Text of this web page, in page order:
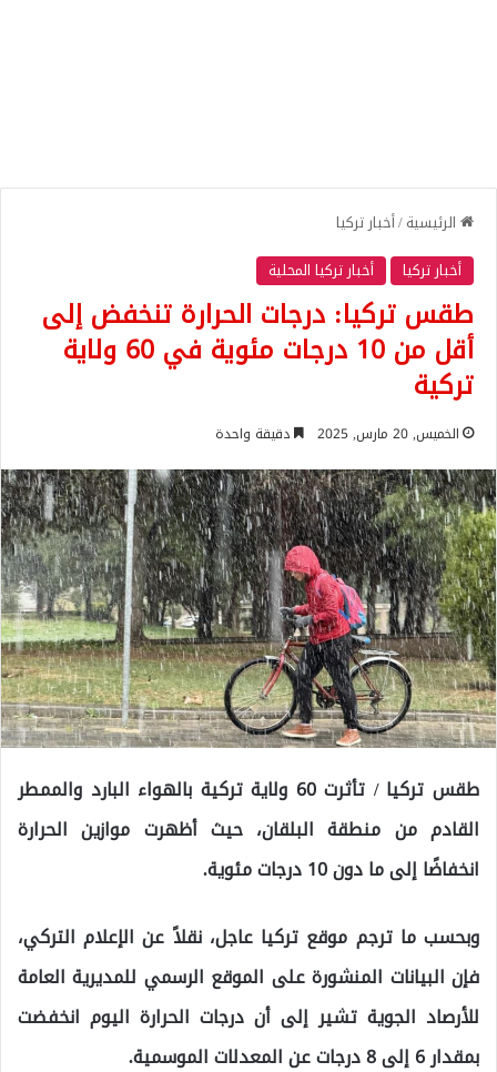
الرئيسية/أخبار تركيا
أخبار تركيا
أخبار تركيا المحلية
طقس تركيا: درجات الحرارة تنخفض إلى
أقل من 10 درجات مئوية في 60 ولاية
تركية
الخميس, 20 مارس, 2025 دقيقة واحدة
طقس تركيا
/ تأثرت 60 ولاية تركية بالهواء البارد والممطر
القادم من منطقة البلقان، حيث أظهرت موازين الحرارة
انخفاضًا إلى ما دون 10 درجات مئوية.
وبحسب ما ترجم موقع تركيا عاجل، نقلاً عن الإعلام التركي،
فإن البيانات المنشورة على الموقع الرسمي للمديرية العامة
للأرصاد الجوية تشير إلى أن درجات الحرارة اليوم انخفضت
بمقدار 6 إلى 8 درجات عن المعدلات الموسمية.